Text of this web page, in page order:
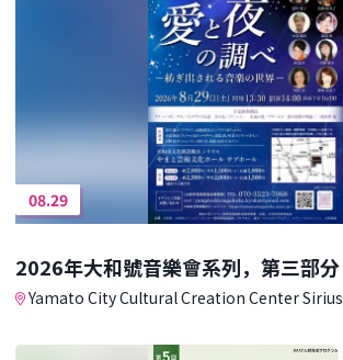
08.29
2026年大和號音樂會系列，第三部分
Yamato City Cultural Creation Center Sirius